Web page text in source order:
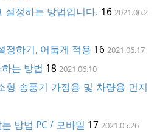
설정하는 방법입니다. 162021.06.2
정하기, 어둡게 적용 16 2021.06.17
는 방법 18 2021.06.10
형 송풍기 가정용 및 차량용 먼지
방법 PC / 모바일 17 2021.05.26